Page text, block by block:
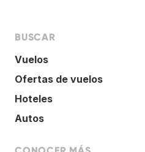
BUSCAR
Vuelos
Ofertas de vuelos
Hoteles
Autos